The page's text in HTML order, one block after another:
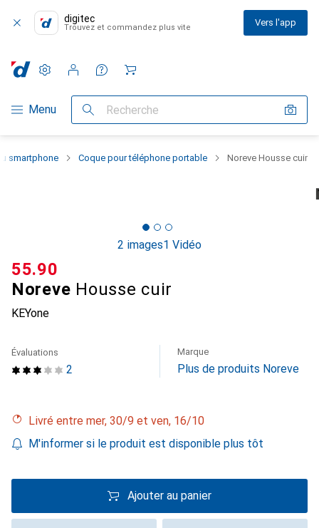
digitec
Trouvez et commandez plus vite Vers l'app
Navigation par catégorie
Menu Recherche
Paramètres
Compte client
Listes de comparaison
Listes d'envies
Panier
smartphone Coque pour téléphone portable Noreve Housse cuir
2 images1 Vidéo
Noreve Housse cuir
KEYone
CHF
55.90
2
Évaluations Marque
Plus de produits Noreve
Livré entre mer, 30/9 et ven, 16/10
M'informer si le produit est disponible plus tôt
Ajouter au panier